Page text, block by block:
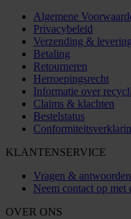
Algemene
Privacybeleid
Verzending & levering
Betaling
Retourneren
Herroepingsrecht
Informatie over
Claims & klachten
Bestelstatus
KLANTENSERVICE
Vragen & antwoorden
Neem contact op met
OVER ONS